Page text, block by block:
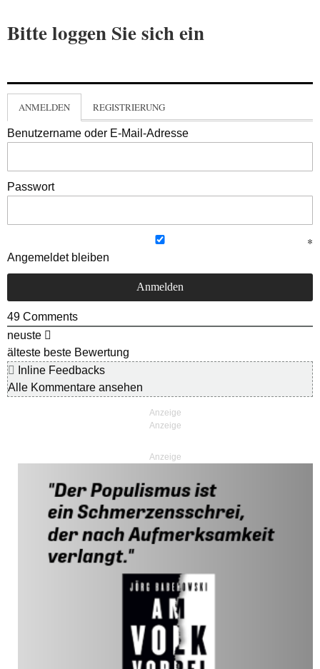
Bitte loggen Sie sich ein
ANMELDEN REGISTRIERUNG
Benutzername oder E-Mail-Adresse
Passwort
Angemeldet bleiben
49 Comments
neuste
älteste beste Bewertung
Inline Feedbacks
Alle Kommentare ansehen
Anzeige